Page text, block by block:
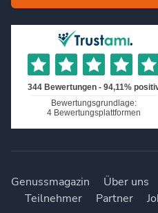
Genussmagazin Über uns
Teilnehmer
Partner